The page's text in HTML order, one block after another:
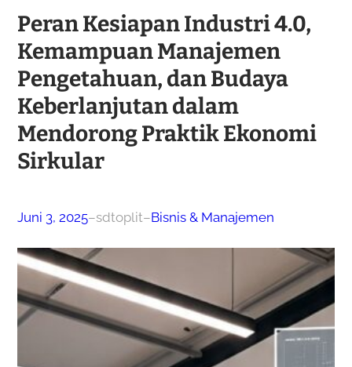
Peran Kesiapan Industri 4.0,
Kemampuan Manajemen
Pengetahuan, dan Budaya
Keberlanjutan dalam
Mendorong Praktik Ekonomi
Sirkular
Juni 3, 2025–sdtoplit–Bisnis & Manajemen